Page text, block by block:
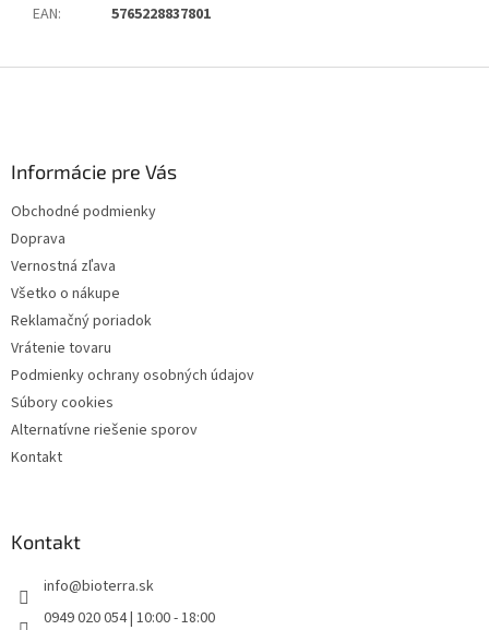
EAN: 5765228837801
Informácie pre Vás
Obchodné podmienky
Doprava
Vernostná zľava
Všetko o nákupe
Reklamačný poriadok
Vrátenie tovaru
Podmienky ochrany osobných údajov
Súbory cookies
Alternatívne riešenie sporov
Kontakt
Kontakt
info@bioterra.sk
0949 020 054 | 10:00 - 18:00